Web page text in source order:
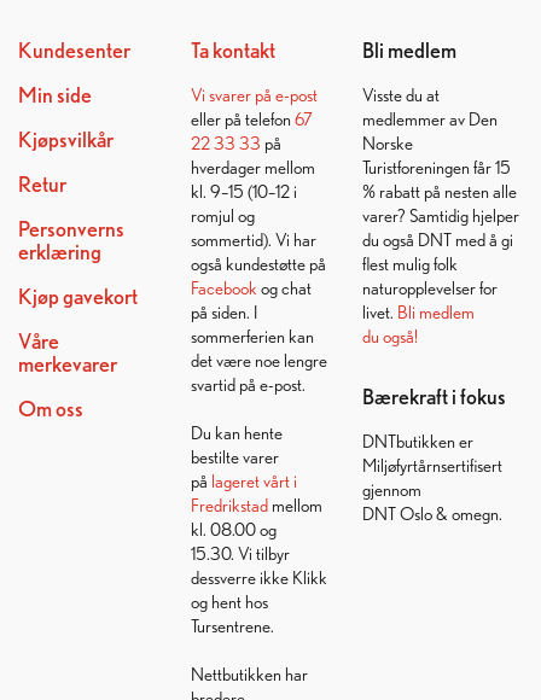
Kundesenter
Min side
Kjøpsvilkår
Retur
Personverns
erklæring
Kjøp gavekort
Våre
merkevarer
Om oss
Ta kontakt
Vi svarer på e-post
eller på telefon 67
22 33 33 på
hverdager mellom
kl. 9–15 (10–12 i
romjul og
sommertid). Vi har
også kundestøtte på
Facebook og chat
på siden. I
sommerferien kan
det være noe lengre
svartid på e-post.
Du kan hente
bestilte varer
på lageret vårt i
Fredrikstadmellom
kl. 08.00 og
15.30. Vi tilbyr
dessverre ikke Klikk
og hent hos
Tursentrene.
Nettbutikken har
Bli medlem
Visste du at
medlemmer av Den
Norske
Turistforeningen får 15
% rabatt på nesten alle
varer? Samtidig hjelper
du også DNT med å gi
flest mulig folk
naturopplevelser for
livet. Bli medlem
du også!
Bærekraft i fokus
DNTbutikken er
Miljøfyrtårnsertifisert
gjennom
DNT Oslo & omegn.